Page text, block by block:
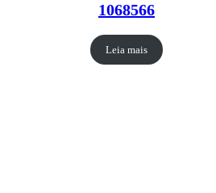
1068566
Leia mais